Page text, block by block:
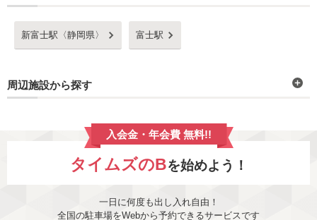
新富士駅〈静岡県〉 富士駅
周辺施設から探す
入会金・年会費 無料!!
タイムズのBを始めよう！
一日に何度も出し入れ自由！
全国の駐車場をWebから予約できるサービスです